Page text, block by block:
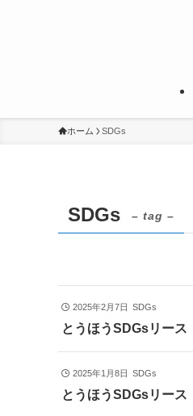
ホーム SDGs
SDGs – tag –
2025年2月7日 SDGs
とうほうSDGsリース
2025年1月8日 SDGs
とうほうSDGsリース